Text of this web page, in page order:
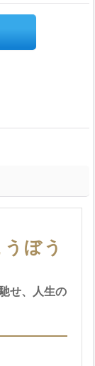
ぼう
せ、人生の